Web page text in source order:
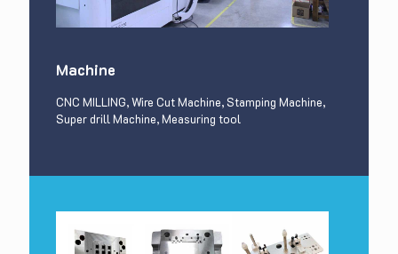
Machine
CNC MILLING, Wire Cut Machine, Stamping Machine,
Super drill Machine, Measuring tool